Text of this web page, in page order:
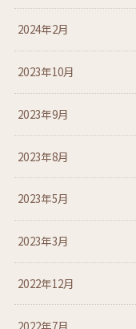
2024年2月
2023年10月
2023年9月
2023年8月
2023年5月
2023年3月
2022年12月
2022年7月